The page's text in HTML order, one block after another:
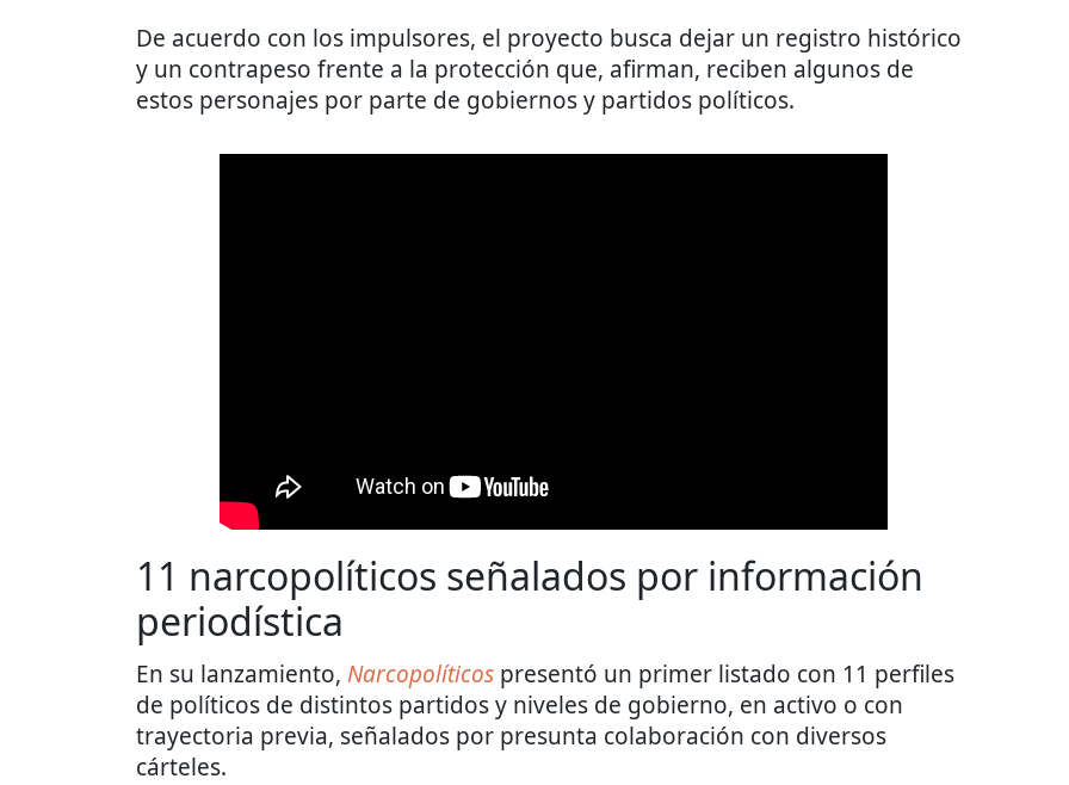
De acuerdo con los impulsores, el proyecto busca dejar un registro histórico
y un contrapeso frente a la protección que, afirman, reciben algunos de
estos personajes por parte de gobiernos y partidos políticos.
11 narcopolíticos señalados por información
periodística
En su lanzamiento, Narcopolíticos presentó un primer listado con 11 perfiles
de políticos de distintos partidos y niveles de gobierno, en activo o con
trayectoria previa, señalados por presunta colaboración con diversos
cárteles.